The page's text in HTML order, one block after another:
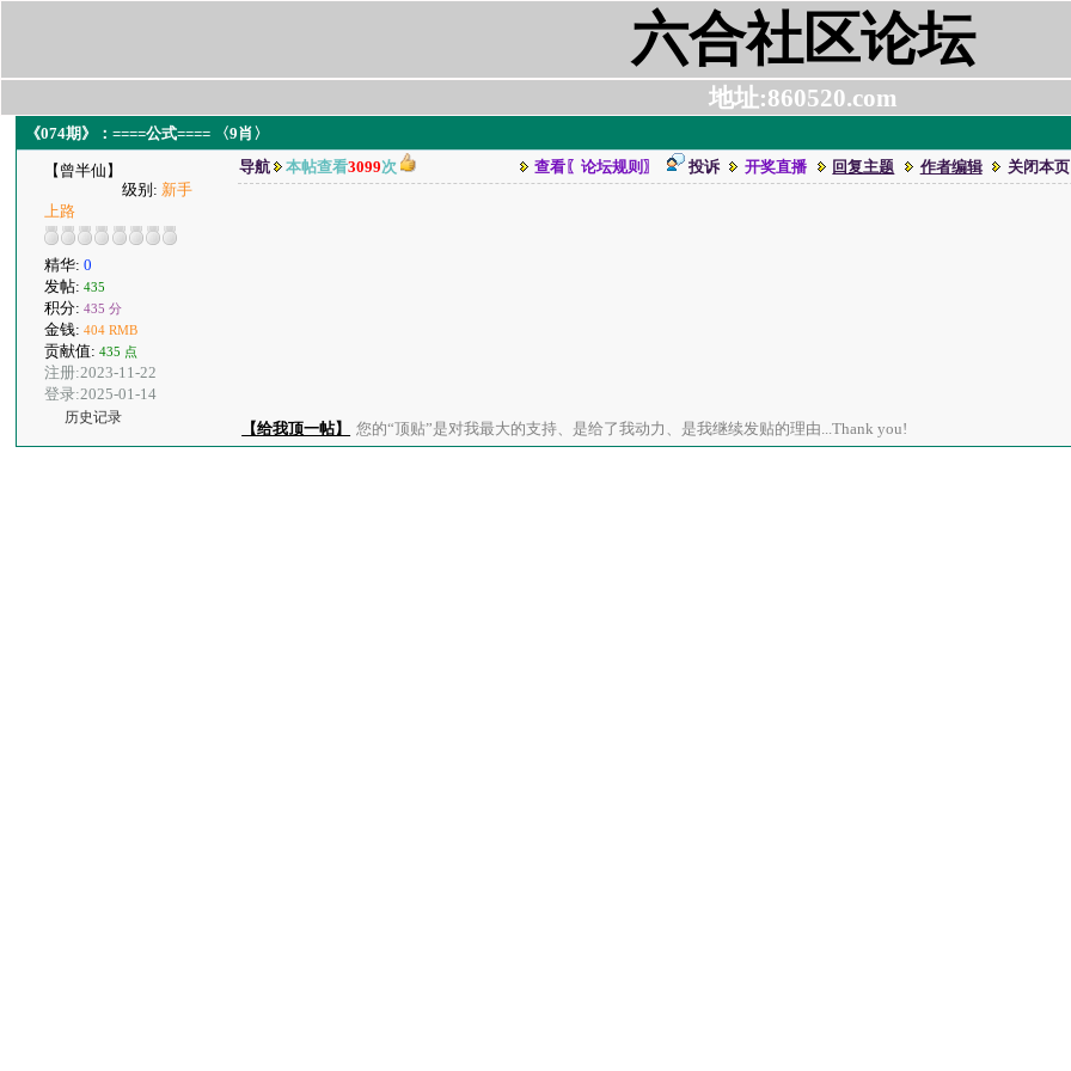
六合社区论坛
地址:860520.com
《074期》：====公式==== 〈9肖〉
【曾半仙】
级别: 新手
上路
精华:0
发帖:435
积分:435 分
金钱:404 RMB
贡献值:435 点
注册:2023-11-22
登录:2025-01-14
历史记录
导航 本帖查看3099次 查看〖论坛规则〗 投诉 开奖直播 回复主题 作者编辑 关闭本页
【给我顶一帖】 您的“顶贴”是对我最大的支持、是给了我动力、是我继续发贴的理由...Thank you!